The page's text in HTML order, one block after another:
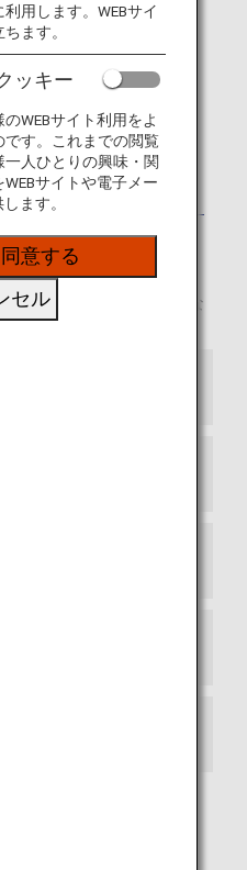
様
方の単独搭乗の場合）
み吸入をされるお客様
ドシェアについて（国際線）
ードシェア便における主な
各社が運航するコード
ス提供一覧表
用します。WEBサイ
ます。
ッキー
WEBサイト利用をよ
です。これまでの閲覧
人ひとりの興味・関
サイトや電子メー
ます。
意する
セル